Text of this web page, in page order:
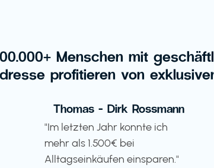
Menschen mit
profitieren von
Thomas - Dirk Rossmann
"Im letzten Jahr konnte ich
mehr als 1.500€ bei
Alltagseinkäufen einsparen."